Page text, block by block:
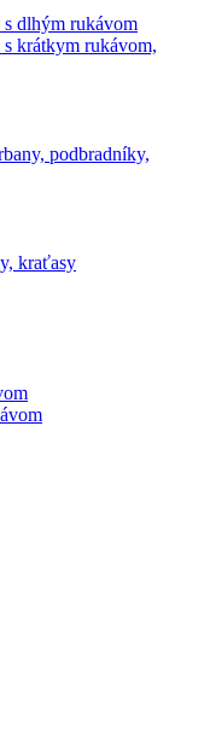
dlhým rukávom
krátkym rukávom,
podbradníky,
kraťasy